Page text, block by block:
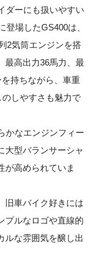
ダーにも扱いやすい
場したGS400は、
2気筒エンジンを搭
最高出力36馬力、最
持ちながら、車重
しやすさも魅力で
かなエンジンフィー
大型バランサーシャ
が高められていま
旧車バイク好きには
プルなロゴや直線的
ルな雰囲気を醸し出